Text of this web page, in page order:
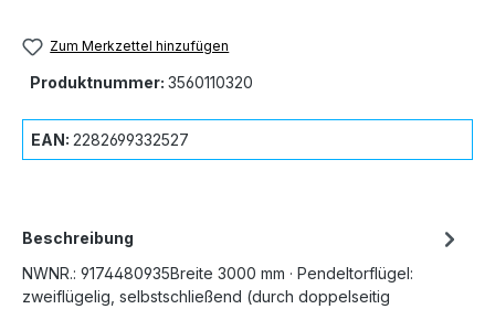
Zum Merkzettel hinzufügen
Produktnummer: 3560110320
EAN: 2282699332527
Beschreibung
NWNR.: 9174480935Breite 3000 mm · Pendeltorflügel:
zweiflügelig, selbstschließend (durch doppelseitig